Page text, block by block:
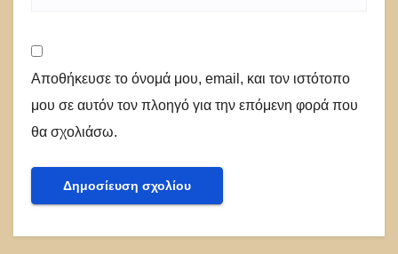
Αποθήκευσε το όνομά μου, email, και τον ιστότοπο
μου σε αυτόν τον πλοηγό για την επόμενη φορά που
θα σχολιάσω.